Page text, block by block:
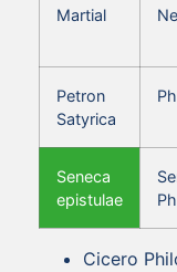
Martial
Petron
Satyrica
Seneca
epistulae
Cicero